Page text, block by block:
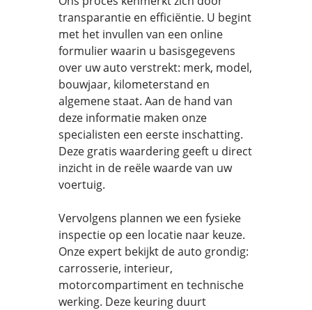
transparantie en efficiëntie. U begint
met het invullen van een online
formulier waarin u basisgegevens
over uw auto verstrekt: merk, model,
bouwjaar, kilometerstand en
algemene staat. Aan de hand van
deze informatie maken onze
specialisten een eerste inschatting.
Deze gratis waardering geeft u direct
inzicht in de reële waarde van uw
voertuig.
Vervolgens plannen we een fysieke
inspectie op een locatie naar keuze.
Onze expert bekijkt de auto grondig:
carrosserie, interieur,
motorcompartiment en technische
werking. Deze keuring duurt